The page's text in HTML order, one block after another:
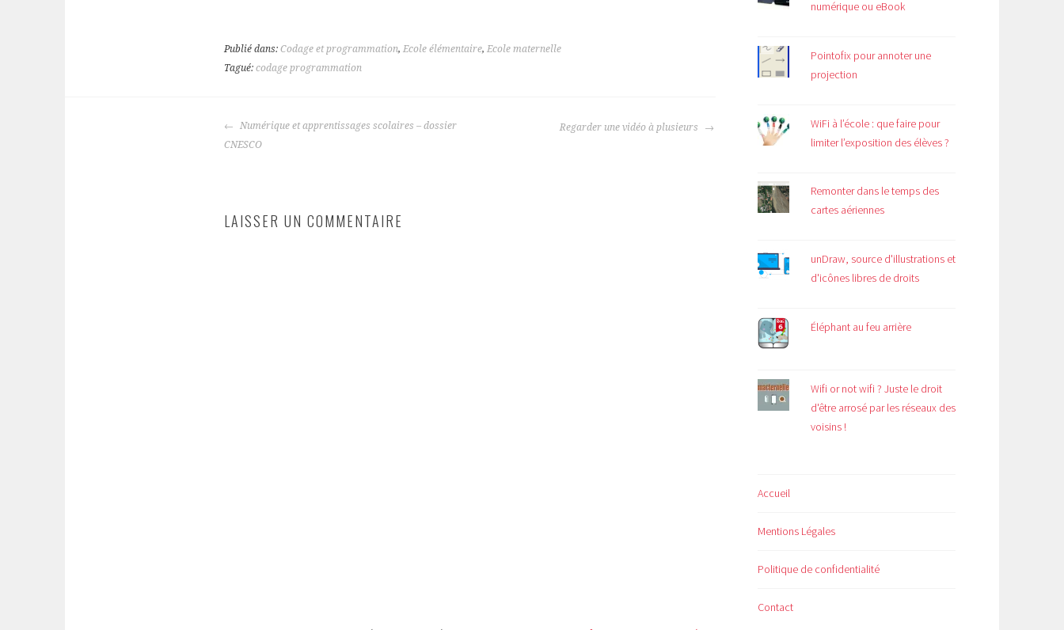
Publié dans: Codage et programmation, Ecole élémentaire, Ecole maternelle
Tagué: codage programmation
NAVIGATION
DES
Numérique et apprentissages scolaires – dossier
CNESCO
Regarder une vidéo à plusieurs
LAISSER UN COMMENTAIRE
numérique ou eBook
Pointofix pour annoter une
projection
WiFi à l’école : que faire pour
limiter l’exposition des élèves ?
Remonter dans le temps des
cartes aériennes
unDraw, source d'illustrations et
d'icônes libres de droits
Éléphant au feu arrière
Wifi or not wifi ? Juste le droit
d'être arrosé par les réseaux des
voisins !
Accueil
Mentions Légales
Politique de confidentialité
Contact